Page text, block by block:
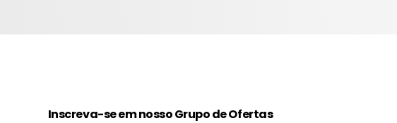
Inscreva-se em nosso Grupo de Ofertas